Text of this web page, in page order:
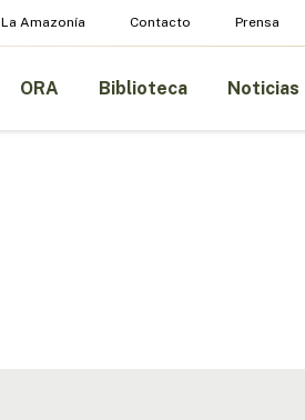
La Amazonía Contacto Prensa
ORA Biblioteca Noticias